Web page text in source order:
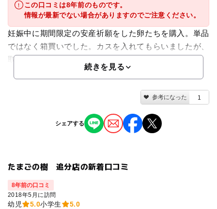
この口コミは8年前のものです。
情報が最新でない場合がありますのでご注意ください。
妊娠中に期間限定の安産祈願をした卵たちを購入。単品
ではなく箱買いでした。カスを入れてもらいましたが、
取り除いた状態...
続きを見る
参考になった 1
シェアする
たまごの樹 追分店の新着口コミ
8年前の口コミ
2018年5月に訪問
幼児 5.0小学生
5.0